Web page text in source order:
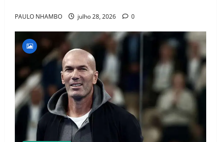
PAULO NHAMBO julho 28, 2026 0